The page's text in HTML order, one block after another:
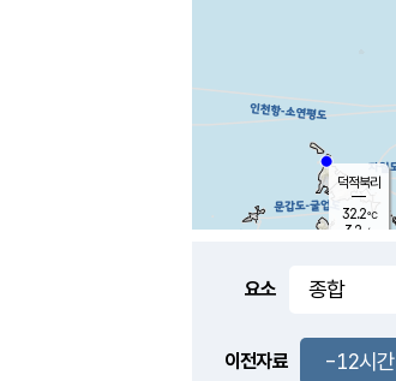
덕적북리
32.2℃
3.2 m/s
요소
이전자료 -12시간